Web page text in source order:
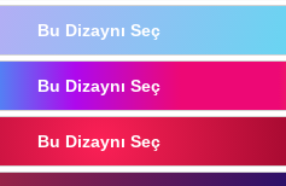
Bu Dizaynı Seç
Bu Dizaynı Seç
Bu Dizaynı Seç